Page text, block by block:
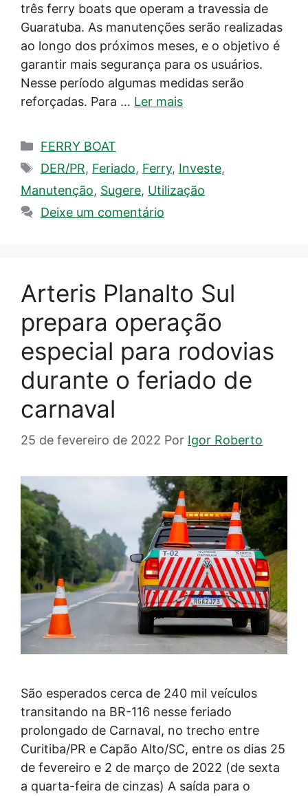
três ferry boats que operam a travessia de
Guaratuba. As manutenções serão realizadas
ao longo dos próximos meses, e o objetivo é
garantir mais segurança para os usuários.
Nesse período algumas medidas serão
reforçadas. Para … Ler mais
Categorias
FERRY BOAT
Tags
DER/PR, Feriado, Ferry, Investe,
Manutenção, Sugere, Utilização
Deixe um comentário
Arteris Planalto Sul
prepara operação
especial para rodovias
durante o feriado de
carnaval
25 de fevereiro de 2022 Por Igor Roberto
São esperados cerca de 240 mil veículos
transitando na BR-116 nesse feriado
prolongado de Carnaval, no trecho entre
Curitiba/PR e Capão Alto/SC, entre os dias 25
de fevereiro e 2 de março de 2022 (de sexta
a quarta-feira de cinzas) A saída para o